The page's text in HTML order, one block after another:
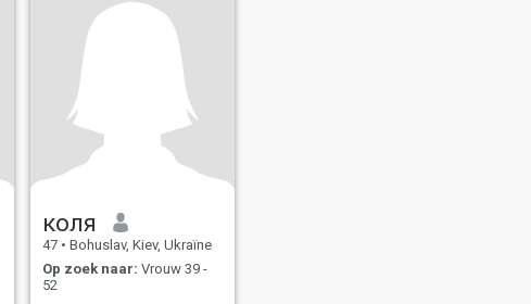
коля
47 • Bohuslav, Kiev, Ukraïne
Op zoek naar: Vrouw 39 -
52